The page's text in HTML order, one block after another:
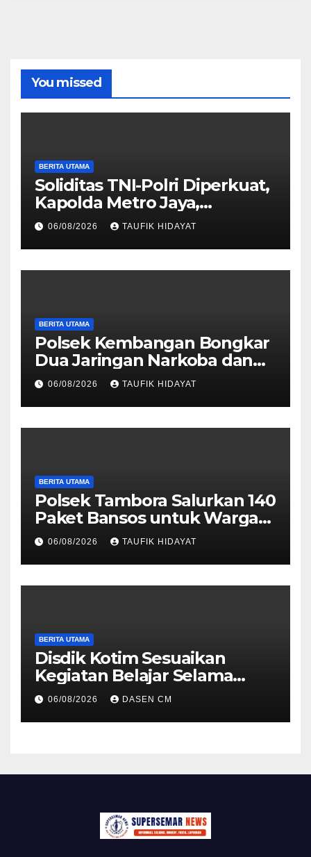
You missed
BERITA UTAMA
Soliditas TNI-Polri Diperkuat,
Kapolda Metro Jaya,
Pangdam Jaya, dan
Dankorbrimob Jalin
Silaturahmi
06/08/2026 TAUFIK HIDAYAT
BERITA UTAMA
Polsek Kembangan Bongkar
Dua Jaringan Narkoba dan
Obat Keras, Sita Puluhan
Ribu Pil, 1,1 Kg Sabu hingga
Vape Etomidate
06/08/2026 TAUFIK HIDAYAT
BERITA UTAMA
Polsek Tambora Salurkan 140
Paket Bansos untuk Warga
Slum Area, Wujud
Kepedulian Sambut HUT ke-
81 RI
06/08/2026 TAUFIK HIDAYAT
BERITA UTAMA
Disdik Kotim Sesuaikan
Kegiatan Belajar Selama
Musim Kemarau
06/08/2026 DASEN CM